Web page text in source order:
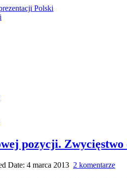
Polski
pozycji.
Date: 4 marca 2013 2 komentarzedo